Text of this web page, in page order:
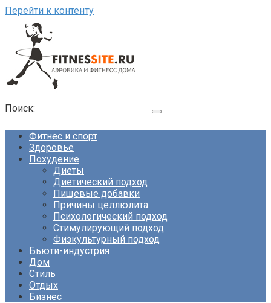
Перейти к контенту
Поиск:
Фитнес и спорт
Здоровье
Похудение
Диеты
Диетический подход
Пищевые добавки
Причины целлюлита
Психологический подход
Стимулирующий подход
Физкультурный подход
Бьюти-индустрия
Дом
Стиль
Отдых
Бизнес